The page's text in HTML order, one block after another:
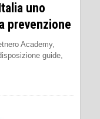
uno
prevenzione
Academy,
guide,